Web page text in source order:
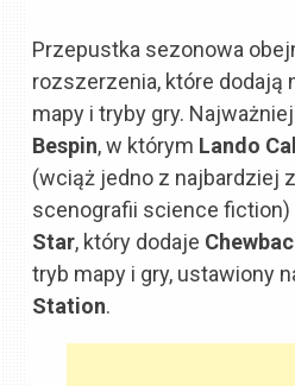
Przepustka sezonowa
rozszerzenia, które dodają
mapy i tryby gry.
Bespin, w którym Lando
(wciąż jedno z najbardziej
scenografii science fiction)
Star, który dodaje
tryb mapy i gry, ustawiony
Station.